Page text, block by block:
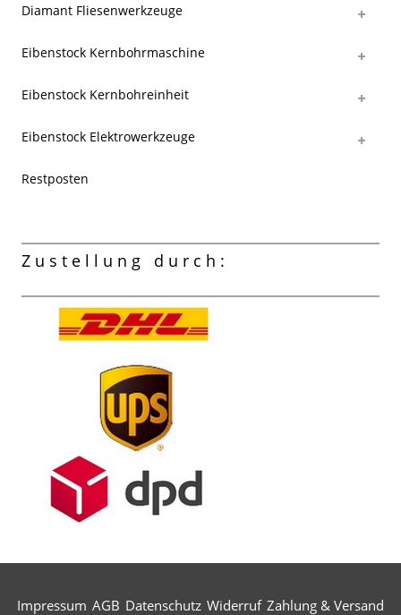
Diamant Fliesenwerkzeuge
Eibenstock Kernbohrmaschine
Eibenstock Kernbohreinheit
Eibenstock Elektrowerkzeuge
Restposten
Zustellung durch:
Impressum AGB Datenschutz Widerruf Zahlung & Versand